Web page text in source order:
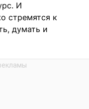
И
стремятся к
думать и